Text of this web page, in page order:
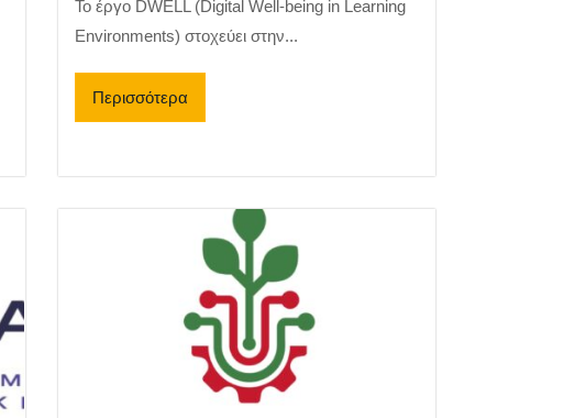
Το έργο DWELL (Digital Well-being in Learning
Environments) στοχεύει στην...
Περισσότερα